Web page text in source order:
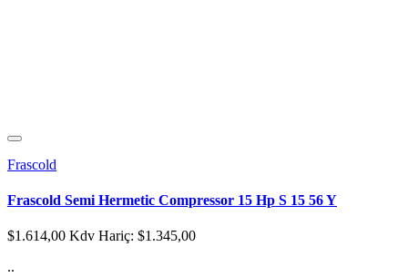
Frascold
Frascold Semi Hermetic Compressor 15 Hp S 15 56 Y
$1.614,00 Kdv Hariç: $1.345,00
..